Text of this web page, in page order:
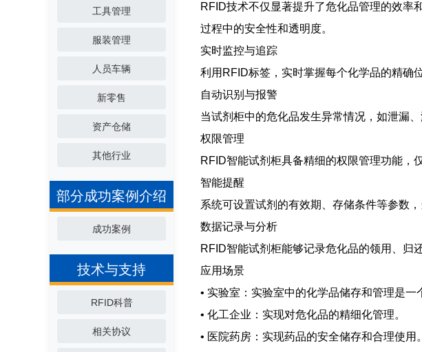
工具管理
服装管理
人员车辆
新零售
资产仓储
其他行业
部分成功案例介绍
成功案例
技术与支持
RFID科普
相关协议
RFID技术不仅显著提升了危化品管理的效率
过程中的安全性和透明度。
实时监控与追踪
利用RFID标签，实时掌握每个化学品的精确
自动识别与报警
当试剂柜中的危化品发生异常情况，如泄漏
权限管理
RFID智能试剂柜具备精细的权限管理功能，
智能提醒
系统可设置试剂的有效期、存储条件等参数
数据记录与分析
RFID智能试剂柜能够记录危化品的领用、归
应用场景
• 实验室：实验室中的化学品储存和管理是
• 化工企业：实现对危化品的精细化管理。
• 医院药房：实现药品的安全储存和合理使用。